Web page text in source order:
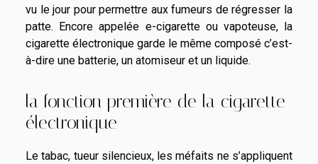
vu le jour pour permettre aux fumeurs de régresser la
patte. Encore appelée e-cigarette ou vapoteuse, la
cigarette électronique garde le même composé c’est-
à-dire une batterie, un atomiseur et un liquide.
la fonction première de la cigarette
électronique
Le tabac, tueur silencieux, les méfaits ne s’appliquent